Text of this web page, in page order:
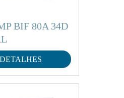
BIF 80A 34D